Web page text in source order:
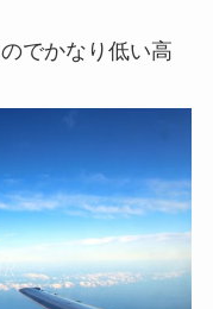
でかなり低い高